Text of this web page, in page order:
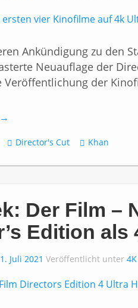
Ankündigung zu den
Neuauflage der
Veröffentlichung der
→
Director's Cut Khan
Der Film –
Edition
Juli 2021 Veröffentlicht unter